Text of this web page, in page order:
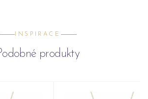
INSPIRACE
produkty